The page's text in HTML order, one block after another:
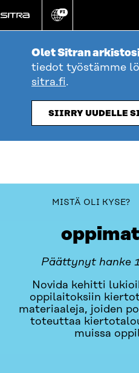
suoraan
sisältöön
Vaihda
kieli
FI
Olet Sitran
tiedot työstämme
sitra.fi.
SIIRRY UUDELLE
Päättynyt hanke
Novida kehitti
oppilaitoksiin
materiaaleja, joiden
toteuttaa
muissa
MISTÄ OLI KYSE?